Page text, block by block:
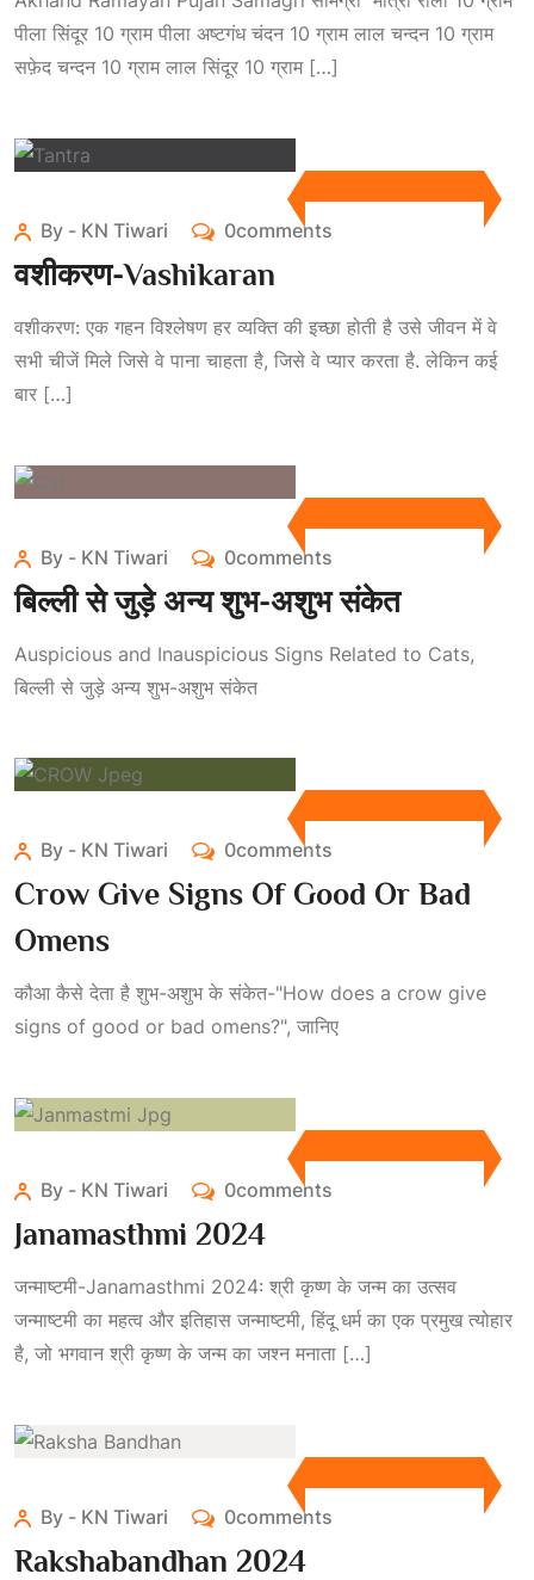
पीला सिंदूर 10 ग्राम पीला अष्टगंध चंदन 10 ग्राम लाल चन्दन 10 ग्राम
सफ़ेद चन्दन 10 ग्राम लाल सिंदूर 10 ग्राम […]
By - KN Tiwari 0comments
वशीकरण-Vashikaran
वशीकरण: एक गहन विश्लेषण हर व्यक्ति की इच्छा होती है उसे जीवन में वे
सभी चीजें मिले जिसे वे पाना चाहता है, जिसे वे प्यार करता है. लेकिन कई
बार […]
By - KN Tiwari 0comments
बिल्ली से जुड़े अन्य शुभ-अशुभ संकेत
Auspicious and Inauspicious Signs Related to Cats,
बिल्ली से जुड़े अन्य शुभ-अशुभ संकेत
By - KN Tiwari 0comments
Crow Give Signs Of Good Or Bad
Omens
कौआ कैसे देता है शुभ-अशुभ के संकेत-"How does a crow give
signs of good or bad omens?", जानिए
By - KN Tiwari 0comments
Janamasthmi 2024
जन्माष्टमी-Janamasthmi 2024: श्री कृष्ण के जन्म का उत्सव
जन्माष्टमी का महत्व और इतिहास जन्माष्टमी, हिंदू धर्म का एक प्रमुख त्योहार
है, जो भगवान श्री कृष्ण के जन्म का जश्न मनाता […]
By - KN Tiwari 0comments
Rakshabandhan 2024